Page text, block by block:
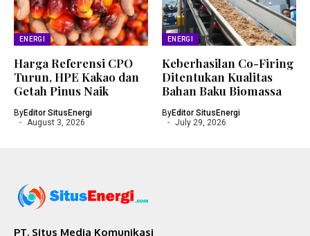
ENERGI
Harga Referensi CPO
Turun, HPE Kakao dan
Getah Pinus Naik
ByEditor SitusEnergi
August 3, 2026
ENERGI
Keberhasilan Co-Firing
Ditentukan Kualitas
Bahan Baku Biomassa
ByEditor SitusEnergi
July 29, 2026
PT. Situs Media Komunikasi